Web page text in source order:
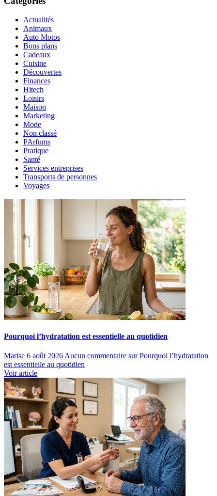
Actualités
Animaux
Auto Motos
Bons plans
Cadeaux
Cuisine
Découvertes
Finances
Hitech
Loisirs
Maison
Marketing
Mode
Non classé
PArfums
Pratique
Santé
Services entreprises
Transports de personnes
Voyages
Pourquoi l’hydratation est essentielle au quotidien
Marise 6 août 2026 Aucun commentaire sur Pourquoi l’hydratation
est essentielle au quotidien
Voir article